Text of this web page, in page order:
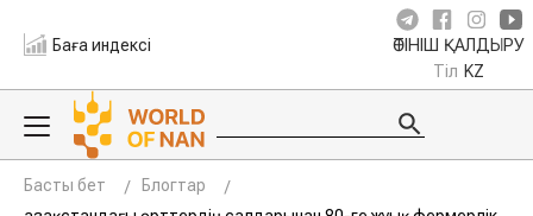
Баға индексі ӨТІНІШ ҚАЛДЫРУ
Тіл KZ
Басты бет
Блогтар